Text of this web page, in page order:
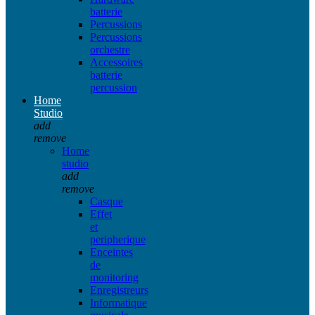
batterie
Percussions
Percussions
orchestre
Accessoires
batterie
percussion
Home
Studio
add
remove
Home
studio
add
remove
Casque
Effet
et
peripherique
Enceintes
de
monitoring
Enregistreurs
Informatique